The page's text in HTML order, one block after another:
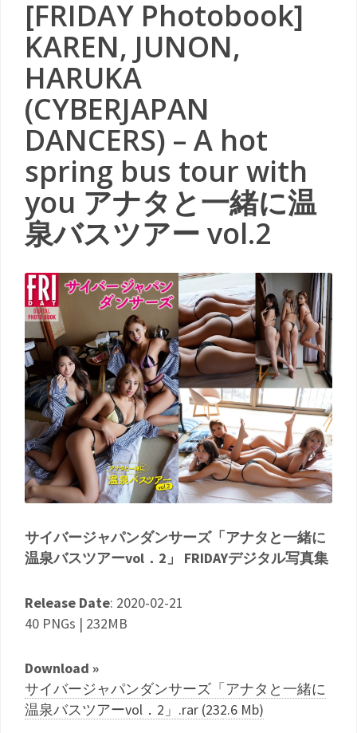
[FRIDAY Photobook]
KAREN, JUNON,
HARUKA
(CYBERJAPAN
DANCERS) – A hot
spring bus tour with
you アナタと一緒に温
泉バスツアー vol.2
サイバージャパンダンサーズ「アナタと一緒に
温泉バスツアーvol．2」 FRIDAYデジタル写真集
Release Date: 2020-02-21
40 PNGs | 232MB
Download »
サイバージャパンダンサーズ「アナタと一緒に
温泉バスツアーvol．2」.rar (232.6 Mb)